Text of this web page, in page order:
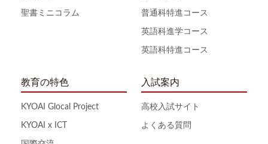
聖書ミニコラム 普通科特進コース
英語科進学コース
英語科特進コース
教育の特色
KYOAI Glocal Project
KYOAI x ICT
入試案内
高校入試サイト
よくある質問